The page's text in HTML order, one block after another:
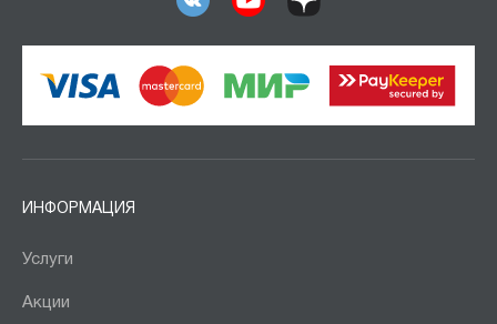
ИНФОРМАЦИЯ
Услуги
Акции